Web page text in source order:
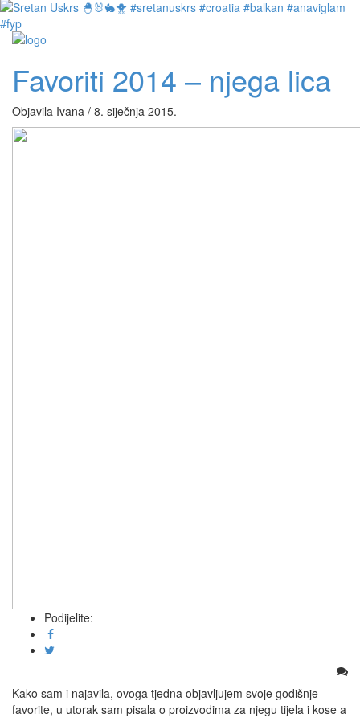
Favoriti 2014 – njega lica
Objavila Ivana / 8. siječnja 2015.
Podijelite:
Kako sam i najavila, ovoga tjedna objavljujem svoje godišnje
favorite, u utorak sam pisala o proizvodima za njegu tijela i kose a